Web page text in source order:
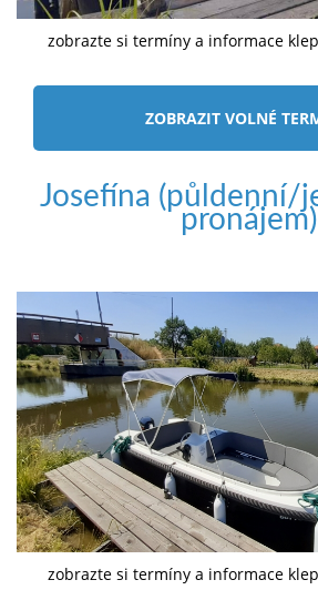
zobrazte si termíny a informace
ZOBRAZIT VOLNÉ
Josefína (půldenní/
pronájem)
zobrazte si termíny a informace